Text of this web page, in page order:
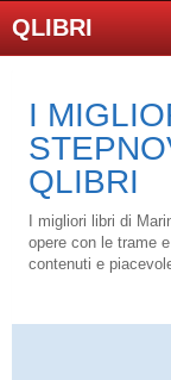
QLIBRI
I
QLIBRI
I migliori libri di
opere con le trame
contenuti e